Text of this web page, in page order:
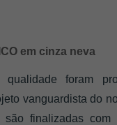
em cinza neva
foram
vanguardista do
são finalizadas com